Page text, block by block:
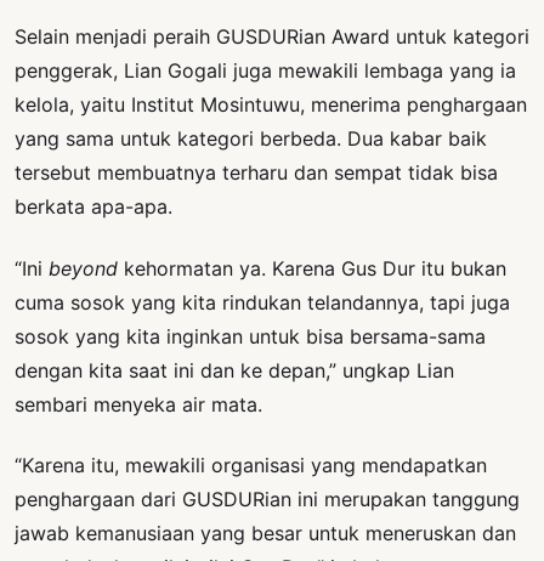
Selain menjadi peraih GUSDURian Award untuk kategori
penggerak, Lian Gogali juga mewakili lembaga yang ia
kelola, yaitu Institut Mosintuwu, menerima penghargaan
yang sama untuk kategori berbeda. Dua kabar baik
tersebut membuatnya terharu dan sempat tidak bisa
berkata apa-apa.
“Ini beyond kehormatan ya. Karena Gus Dur itu bukan
cuma sosok yang kita rindukan telandannya, tapi juga
sosok yang kita inginkan untuk bisa bersama-sama
dengan kita saat ini dan ke depan,” ungkap Lian
sembari menyeka air mata.
“Karena itu, mewakili organisasi yang mendapatkan
penghargaan dari GUSDURian ini merupakan tanggung
jawab kemanusiaan yang besar untuk meneruskan dan